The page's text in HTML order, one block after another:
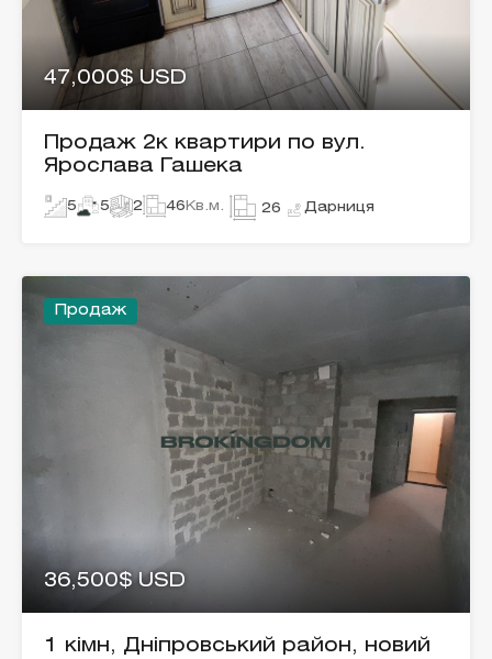
47,000$ USD
Продаж 2к квартири по вул.
Ярослава Гашека
5 5 2 46 Кв.м. 26 Дарниця
Продаж
36,500$ USD
1 кімн, Дніпровський район, новий